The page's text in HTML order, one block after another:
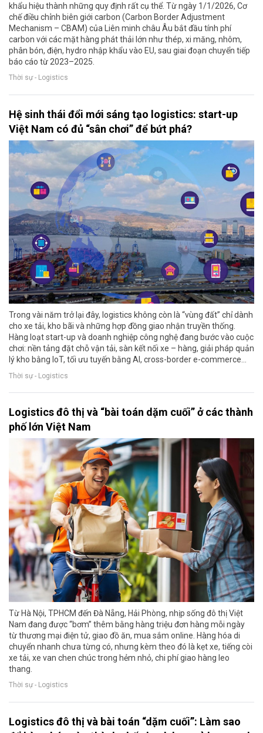
khẩu hiệu thành những quy định rất cụ thể. Từ ngày 1/1/2026, Cơ
chế điều chỉnh biên giới carbon (Carbon Border Adjustment
Mechanism – CBAM) của Liên minh châu Âu bắt đầu tính phí
carbon với các mặt hàng phát thải lớn như thép, xi măng, nhôm,
phân bón, điện, hydro nhập khẩu vào EU, sau giai đoạn chuyển tiếp
báo cáo từ 2023–2025.
Thời sự - Logistics
Hệ sinh thái đổi mới sáng tạo logistics: start-up
Việt Nam có đủ “sân chơi” để bứt phá?
Trong vài năm trở lại đây, logistics không còn là “vùng đất” chỉ dành
cho xe tải, kho bãi và những hợp đồng giao nhận truyền thống.
Hàng loạt start-up và doanh nghiệp công nghệ đang bước vào cuộc
chơi: nền tảng đặt chỗ vận tải, sàn kết nối xe – hàng, giải pháp quản
lý kho bằng IoT, tối ưu tuyến bằng AI, cross-border e-commerce…
Thời sự - Logistics
Logistics đô thị và “bài toán dặm cuối” ở các thành
phố lớn Việt Nam
Từ Hà Nội, TPHCM đến Đà Nẵng, Hải Phòng, nhịp sống đô thị Việt
Nam đang được “bơm” thêm bằng hàng triệu đơn hàng mỗi ngày
từ thương mại điện tử, giao đồ ăn, mua sắm online. Hàng hóa di
chuyển nhanh chưa từng có, nhưng kèm theo đó là kẹt xe, tiếng còi
xe tải, xe van chen chúc trong hẻm nhỏ, chi phí giao hàng leo
thang.
Thời sự - Logistics
Logistics đô thị và bài toán “dặm cuối”: Làm sao